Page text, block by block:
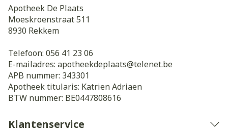
Apotheek De Plaats
Moeskroenstraat 511
8930 Rekkem
Telefoon: 056 41 23 06
E-mailadres: apotheekdeplaats@telenet.be
APB nummer: 343301
Apotheek titularis: Katrien Adriaen
BTW nummer: BE0447808616
Klantenservice